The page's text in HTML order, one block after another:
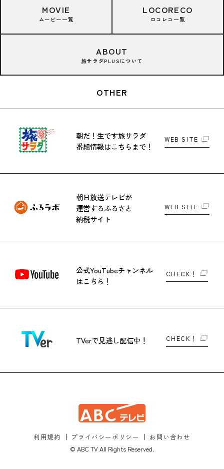
MOVIE
ムービー一覧
LOCORECO
ロコレコ一覧
ABOUT
旅サラダPLUSについて
OTHER
朝だ！生です旅サラダ
番組情報はこちらまで！
WEB SITE
朝日放送テレビが
運営するふるさと
納税サイト
WEB SITE
公式YouTubeチャンネル
はこちら！
CHECK！
TVerで見逃し配信中！ CHECK！
利用規約 プライバシーポリシー
お問い合わせ
© ABC TV All Rights Reserved.